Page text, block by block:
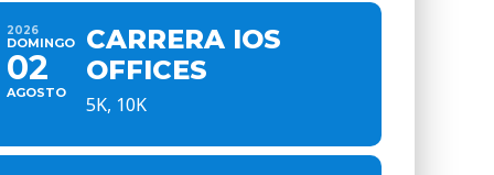
2026
DOMINGO
02
AGOSTO
CARRERA IOS
OFFICES
5K, 10K